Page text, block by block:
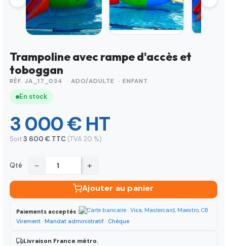
Trampoline avec rampe d'accès et
toboggan
RÉF. JA_17_034 · ADO/ADULTE · ENFANT
En stock
3 000 € HT
Soit3 600 € TTC (TVA 20 %)
Qté − +
Ajouter au panier
Paiements acceptés :
Virement · Mandat administratif · Chèque
Livraison France métro.